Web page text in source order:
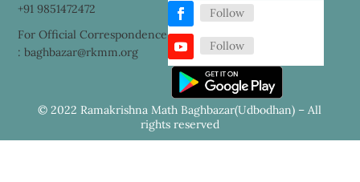
+91 9851472472
For Official Correspondence
: baghbazar@rkmm.org
Follow
Follow
© 2022 Ramakrishna Math Baghbazar(Udbodhan) – All
rights reserved